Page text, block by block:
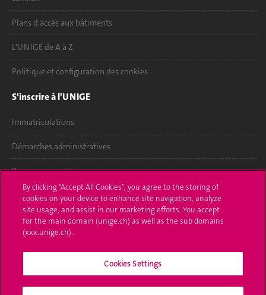
Plans d'accès aux bâtiments
L'UNIGE de A à Z
Politique et configuration des cookies
S'inscrire à l'UNIGE
Immatriculations
Démarches administratives
Poser une question
L'UNIGE vous informe
UNIGE Mobile
By clicking “Accept All Cookies”, you agree to the storing of
cookies on your device to enhance site navigation, analyze
site usage, and assist in our marketing efforts. You accept
for the main domain (unige.ch) as well as the sub domains
(xxx.unige.ch).
Cookies Settings